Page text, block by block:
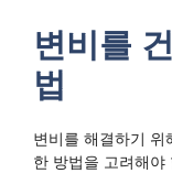
변비를
법
변비를 해결하기
한 방법을 고려해야